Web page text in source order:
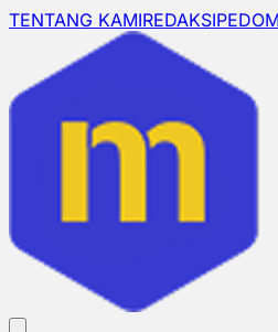
TENTANG KAMIREDAKSI